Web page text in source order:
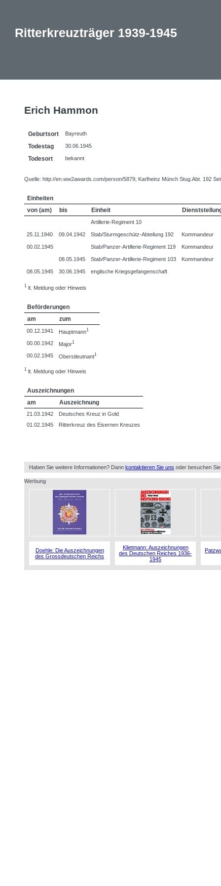
Ritterkreuzträger 1939-1945
Erich Hammon
Geburtsort Bayreuth
Todestag 30.06.1945
Todesort bekannt
Quelle: http://en.ww2awards.com/person/5879; Karlheinz Münch Stug.Abt. 192
Einheiten
von (am)
bis Einheit
Artillerie-Regiment 10
25.11.1940 09.04.1942 Stab/Sturmgeschütz-Abteilung 192 Kommandeur
00.02.1945 Stab/Panzer-Artillerie-Regiment 119 Kommandeur
08.05.1945 Stab/Panzer-Artillerie-Regiment 103 Kommandeur
08.05.1945 30.06.1945 englische Kriegsgefangenschaft
1 lt. Meldung oder Hinweis
Beförderungen
am
zum
00.12.1941 Hauptmann1
00.00.1942 Major1
00.02.1945 Oberstleutnant1
1 lt. Meldung oder Hinweis
Auszeichnungen
am
Auszeichnung
21.03.1942
Deutsches Kreuz in Gold
01.02.1945
Ritterkreuz des Eisernen Kreuzes
Haben Sie weitere Informationen? Dann kontaktieren Sie uns oder besuchen
Werbung
Doehle: Die Auszeichnungen
des Grossdeutschen Reichs
Klietmann: Auszeichnungen
des Deutschen Reiches 1936-
1945